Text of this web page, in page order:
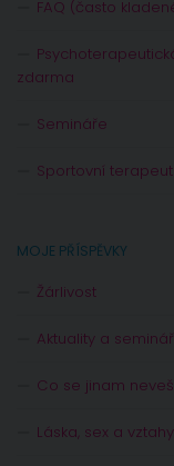
FAQ (často
zdarma
Semináře
Sportovní terapeut
MOJE PŘÍSPĚVKY
Žárlivost
Aktuality a
Co se jinam
Láska, sex a vztahy